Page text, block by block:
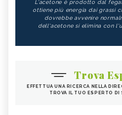
L'acetone è prodotto dal
ottiene più energia dai grassi
dovrebbe avvenire
dell'acetone si elimina con
Trova
EFFETTUA UNA RICERCA NELLA
TROVA IL TUO ESPERTO DI